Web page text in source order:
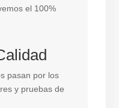
el 100%
pasan por los
y pruebas de